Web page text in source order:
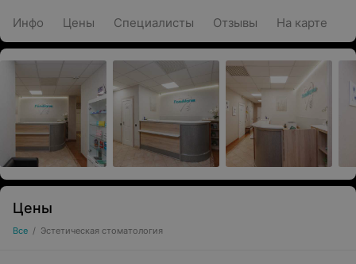
Инфо Цены Специалисты Отзывы На карте
Цены
Все / Эстетическая стоматология